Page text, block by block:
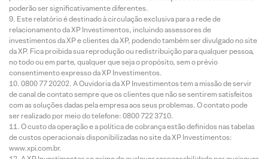
poderão ser significativamente diferentes.
Este relatório é destinado à circulação exclusiva para a rede de
relacionamento da XP Investimentos, incluindo assessores de
investimentos da XP e clientes da XP, podendo também ser divulgado no site
da XP. Fica proibida sua reprodução ou redistribuição para qualquer pessoa,
no todo ou em parte, qualquer que seja o propósito, sem o prévio
consentimento expresso da XP Investimentos.
0800 77 20202. A Ouvidoria da XP Investimentos tem a missão de servir
de canal de contato sempre que os clientes que não se sentirem satisfeitos
com as soluções dadas pela empresa aos seus problemas. O contato pode
ser realizado por meio do telefone: 0800 722 3710.
O custo da operação e a política de cobrança estão definidos nas tabelas
de custos operacionais disponibilizadas no site da XP Investimentos:
www.xpi.com.br.